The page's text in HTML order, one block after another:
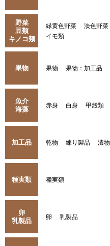
野菜
豆類
キノコ類
緑黄色野菜 淡色野菜
イモ類
果物 果物 果物：加工品
魚介
海藻
赤身 白身 甲殻類
加工品 乾物 練り製品 漬物
種実類 種実類
卵
乳製品
卵 乳製品